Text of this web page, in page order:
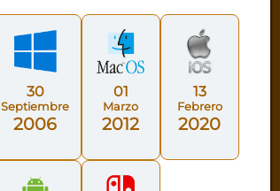
30
Septiembre
2006
01
Marzo
2012
13
Febrero
2020